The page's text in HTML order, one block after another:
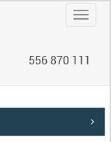
556 870 111